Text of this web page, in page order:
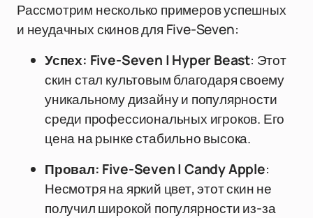
Рассмотрим несколько примеров успешных
и неудачных скинов для Five-Seven:
Успех: Five-Seven | Hyper Beast: Этот
скин стал культовым благодаря своему
уникальному дизайну и популярности
среди профессиональных игроков. Его
цена на рынке стабильно высока.
Провал: Five-Seven | Candy Apple:
Несмотря на яркий цвет, этот скин не
получил широкой популярности из-за